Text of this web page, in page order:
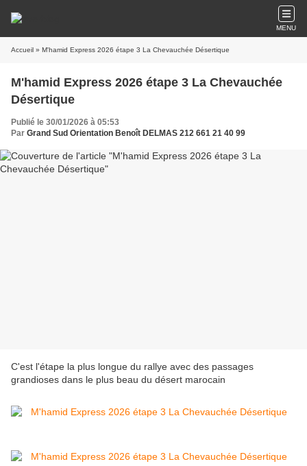
MENU
Accueil » M'hamid Express 2026 étape 3 La Chevauchée Désertique
M'hamid Express 2026 étape 3 La Chevauchée
Désertique
Publié le 30/01/2026 à 05:53
Par Grand Sud Orientation Benoît DELMAS 212 661 21 40 99
C'est l'étape la plus longue du rallye avec des passages
grandioses dans le plus beau du désert marocain